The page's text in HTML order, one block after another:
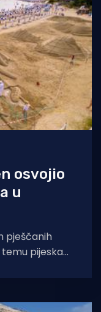
osvojio
u
pješčanih
pijeska